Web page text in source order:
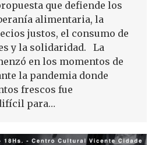
que defiende los
alimentaria, la
justos, el consumo de
y la solidaridad. La
en los momentos de
la pandemia donde
frescos fue
para…